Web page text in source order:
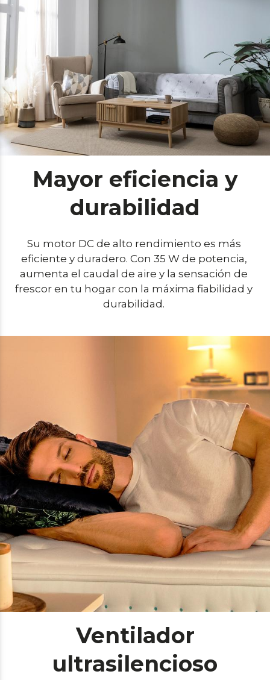
Mayor eficiencia y
durabilidad
Su motor DC de alto rendimiento es más
eficiente y duradero. Con 35 W de potencia,
aumenta el caudal de aire y la sensación de
frescor en tu hogar con la máxima fiabilidad y
durabilidad.
Ventilador
ultrasilencioso